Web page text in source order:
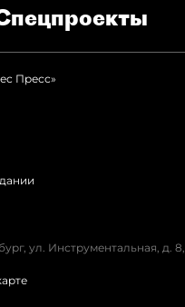
Пресс»
ул. Инструментальная, д. 8,